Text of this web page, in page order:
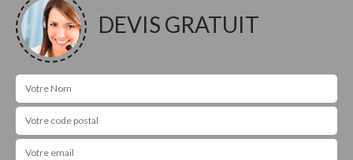
DEVIS GRATUIT